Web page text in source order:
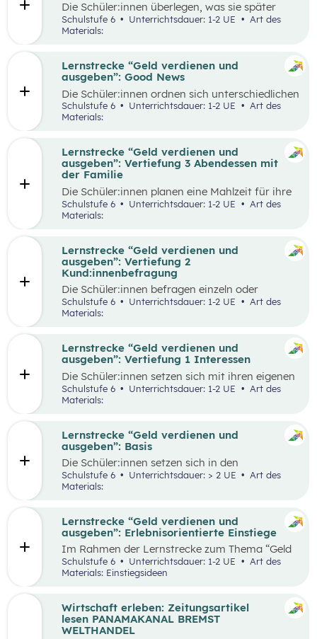
Die Schüler:innen überlegen, was sie später
einmal werden möchten und finden heraus, wie
der Beruf aussieht, den sie zukünftig ausüben
erstellen ein kreatives Endprodukt, das sie frei
wählen können. In der Wabe findet eine
Auseinandersetzung mit den eigenen
Vorstellungen über den Traumberuf und
Erkenntnisse aus der Recherche statt.
Außerdem erhalten die Schüler:innen in der
entsprechen und welche anders sind als
erwartet.
Schulstufe 6 Unterrichtsdauer: 1-2 UE
Materials:
Lernstrecke “Geld verdienen und
ausgeben”: Good News
Die Schüler:innen ordnen sich unterschiedlichen
Geld-Typen zu und diskutieren miteinander die
Tipps, die bei den jeweiligen Geld-Typen zu
welche konkreten Tipps sie im Alltag schon in
ihrem Alter umsetzen können, aber auch wie sie
ihre Eltern beim nachhaltigen Konsum
Schulstufe 6 Unterrichtsdauer: 1-2 UE
Art des
Materials:
Lernstrecke “Geld verdienen und
ausgeben”: Vertiefung 3 Abendessen mit
der Familie
Die Schüler:innen planen eine Mahlzeit für ihre
Familie und sollen dafür ein vorgegebenes
Budget pro Person einhalten. Zur Durchführung
der Einkauf der Zutaten und die Zubereitung
der Speise. Im Anschluss werden die
Schätzungen und die tatsächlichen Ausgaben
miteinander verglichen und die Vorgehensweise
beim Einkauf reflektiert.
Schulstufe 6 Unterrichtsdauer: 1-2 UE
Materials:
Lernstrecke “Geld verdienen und
ausgeben”: Vertiefung 2
Kund:innenbefragung
Die Schüler:innen befragen einzeln oder
paarweise Kund:innen in einem Supermarkt zu
den Zahlungsgewohnheiten und versuchen
Antworten der Supermarktkund:innen werden
auf einem Interviewbogen/Fragebogen
festgehalten und in der Klasse gemeinsam mit
der Lehrkraft ausgewertet. Eine weitere
Perspektive kann, je nach den örtlichen
Gegebenheiten, eingenommen werden, indem
Zahlungsformen sie anbieten und welche Art
der Zahlung sie bevorzugen.
Schulstufe 6 Unterrichtsdauer: 1-2 UE
Art des
Materials:
Lernstrecke “Geld verdienen und
ausgeben”: Vertiefung 1 Interessen
Die Schüler:innen setzen sich mit ihren eigenen
Interessen und Stärken auseinander.
Gemeinsam werden verschiedene Stärken und
Schüler:innen zeigen, dass es mit diesem
Wissen leichter ist den richtigen Beruf für sich
zu finden und die Auseinandersetzung mit
einzelnen Berufen wird ermöglicht.
Schulstufe 6 Unterrichtsdauer: 1-2 UE
Materials:
Lernstrecke “Geld verdienen und
ausgeben”: Basis
Die Schüler:innen setzen sich in den
unterschiedlichen Aufgabestellungen rund um
das Thema Geld mit den Themen Funktionen
Konsum auseinander. Außerdem gibt es zwei
Bonus-Inhalte zu den Themen „Das kostenlose
Handy“ und „Geld-Typ“.
Schulstufe 6 Unterrichtsdauer: > 2 UE
Materials:
Lernstrecke “Geld verdienen und
ausgeben”: Erlebnisorientierte Einstiege
Im Rahmen der Lernstrecke zum Thema “Geld
verdienen und ausgeben”, werden drei mögliche
Einstiegsideen vorgestellt. Diese Vorschläge
Erlebnisse konzipiert, um die Schüler:innen
aktiv in den Lernprozess einzubinden.
Schulstufe 6 Unterrichtsdauer: 1-2 UE
Art des
Materials: Einstiegsideen
Wirtschaft erleben: Zeitungsartikel
lesen PANAMAKANAL BREMST
WELTHANDEL